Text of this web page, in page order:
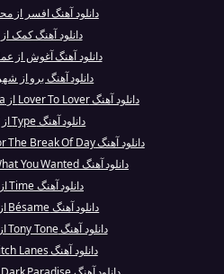
دانلود آهنگ افسر
دانلود آهنگ کمک
دانلود آهنگ آغوش از
دانلود آهنگ برو از
دانلود آهنگ Lover To Lover از Florence + The Ma...
دانلود آهنگ Type از کچی بیتز
دانلود آهنگ Waiting For The Break Of Day از Shaggy
دانلود آهنگ What You Wanted از OneRepublic
دانلود آهنگ Time از G-Eazy
دانلود آهنگ Bésame از Ivy Queen
دانلود آهنگ Tony Tone از A$AP Rocky
دانلود آهنگ Switch Lanes از Tyga